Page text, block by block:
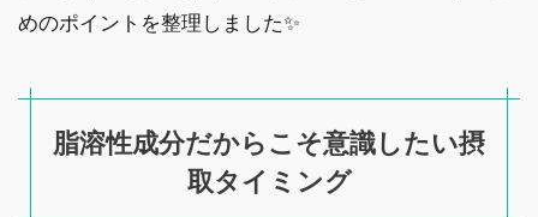
めのポイントを整理しました✨
脂溶性成分だからこそ意識したい摂
取タイミング